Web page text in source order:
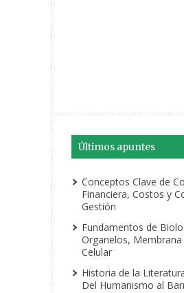
Últimos apuntes
Conceptos Clave de
Financiera, Costos y
Gestión
Fundamentos de
Organelos, Membrana
Celular
Historia de la
Del Humanismo al